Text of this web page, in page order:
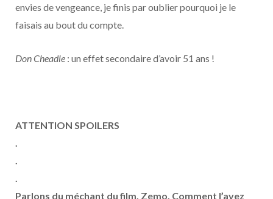
envies de vengeance, je finis par oublier pourquoi je le
faisais au bout du compte.
Don Cheadle : un effet secondaire d’avoir 51 ans !
ATTENTION SPOILERS
.
.
.
Parlons du méchant du film, Zemo. Comment l’avez